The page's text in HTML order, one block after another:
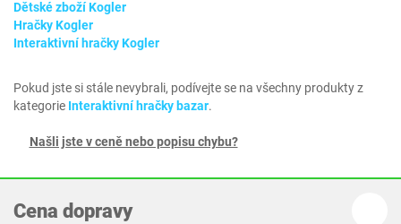
Dětské zboží Kogler
Hračky Kogler
Interaktivní hračky Kogler
Pokud jste si stále nevybrali, podívejte se na všechny produkty z
kategorie Interaktivní hračky bazar.
Našli jste v ceně nebo popisu chybu?
Cena dopravy